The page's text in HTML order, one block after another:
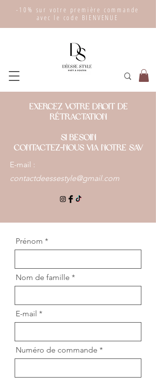
-10% sur votre première commande
avec le code BIENVENUE
exercez votre droit de
rétractation
si besoin
Contactez-nous via notre SAV
E-mail :
contactdeessestyle@gmail.com
Prénom
Nom de famille
E-mail
Numéro de commande